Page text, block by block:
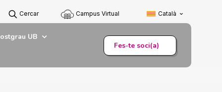
Cercar Campus Virtual Català
UB
Fes-te soci(a)